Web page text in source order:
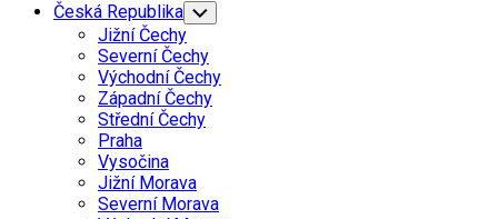
Česká Republika Toggle
Child
Menu
Jižní Čechy
Severní Čechy
Východní Čechy
Západní Čechy
Střední Čechy
Praha
Vysočina
Jižní Morava
Severní Morava